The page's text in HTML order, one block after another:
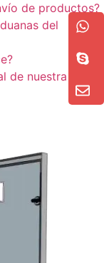
de productos?
del
de nuestra